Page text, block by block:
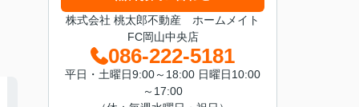
株式会社 桃太郎不動産 ホームメイト
FC岡山中央店
086-222-5181
平日・土曜日9:00～18:00 日曜日10:00
～17:00